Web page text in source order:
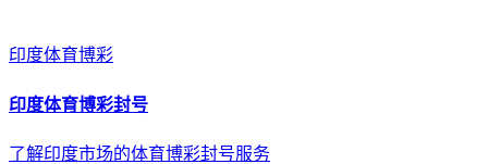
印度体育博彩
印度体育博彩封号
了解印度市场的体育博彩封号服务